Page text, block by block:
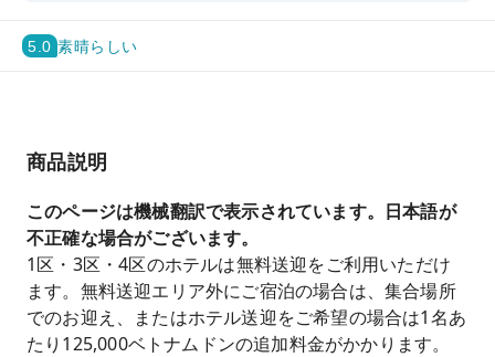
さとうきびジュース「ヌックミア」もどうぞ
5.0 素晴らしい
商品説明
このページは機械翻訳で表示されています。日本語が
不正確な場合がございます。
1区・3区・4区のホテルは無料送迎をご利用いただけ
ます。無料送迎エリア外にご宿泊の場合は、集合場所
でのお迎え、またはホテル送迎をご希望の場合は1名あ
たり125,000ベトナムドンの追加料金がかかります。